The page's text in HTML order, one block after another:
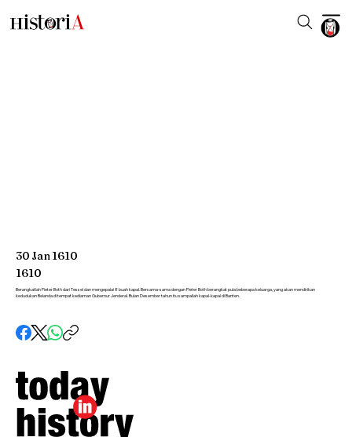
Pilih tanggal
30 Jan1610
1610
Berangkatlah Pieter Both dari Tessel dan mengepalai 8 buah kapal. Bersama-sama dengan Pieter Both berangkat pula beberapa keluarga, yang akan mendirikan
kedudukan Belanda di tempat kediaman Gubernur Jenderal. Bulan Desember tahun itu sampailah kapal-kapal di Banten.